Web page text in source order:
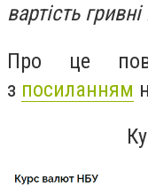
вартість
Про це
з посиланням